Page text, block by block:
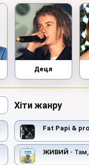
Децл
Хіти жанру
Fat Papi &
ЖИВИЙ -